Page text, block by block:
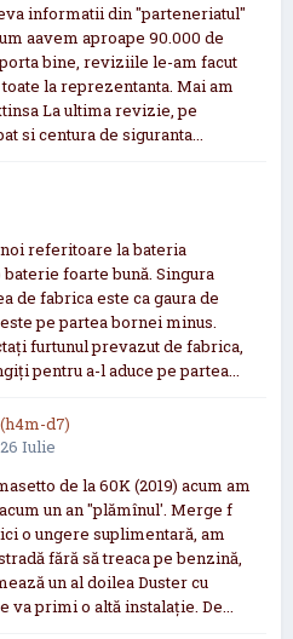
informatii din "parteneriatul"
aavem aproape 90.000 de
bine, reviziile le-am facut
toate la reprezentanta. Mai am
La ultima revizie, pe
si centura de siguranta...
referitoare la bateria
foarte bună. Singura
de fabrica este ca gaura de
pe partea bornei minus.
furtunul prevazut de fabrica,
pentru a-l aduce pe partea...
d7)
26 Iulie
de la 60K (2019) acum am
un an "plămînul'. Merge f
o ungere suplimentară, am
fără să treaca pe benzină,
un al doilea Duster cu
va primi o altă instalație. De...